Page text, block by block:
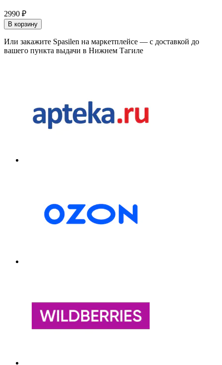
2990 ₽
В корзину
Или закажите Spasilen на маркетплейсе — с доставкой до
вашего пункта выдачи в Нижнем Тагиле